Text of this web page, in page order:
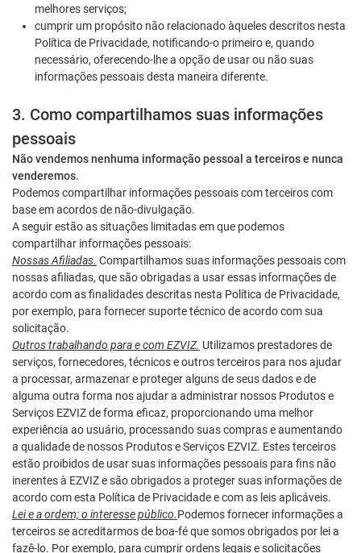
melhores serviços;
cumprir um propósito não relacionado àqueles descritos nesta
Política de Privacidade, notificando-o primeiro e, quando
necessário, oferecendo-lhe a opção de usar ou não suas
informações pessoais desta maneira diferente.
3. Como compartilhamos suas informações
pessoais
Não vendemos nenhuma informação pessoal a terceiros e nunca
venderemos.
Podemos compartilhar informações pessoais com terceiros com
base em acordos de não-divulgação.
A seguir estão as situações limitadas em que podemos
compartilhar informações pessoais:
Nossas Afiliadas. Compartilhamos suas informações pessoais com
nossas afiliadas, que são obrigadas a usar essas informações de
acordo com as finalidades descritas nesta Política de Privacidade,
por exemplo, para fornecer suporte técnico de acordo com sua
solicitação.
Outros trabalhando para e com EZVIZ. Utilizamos prestadores de
serviços, fornecedores, técnicos e outros terceiros para nos ajudar
a processar, armazenar e proteger alguns de seus dados e de
alguma outra forma nos ajudar a administrar nossos Produtos e
Serviços EZVIZ de forma eficaz, proporcionando uma melhor
experiência ao usuário, processando suas compras e aumentando
a qualidade de nossos Produtos e Serviços EZVIZ. Estes terceiros
estão proibidos de usar suas informações pessoais para fins não
inerentes à EZVIZ e são obrigados a proteger suas informações de
acordo com esta Política de Privacidade e com as leis aplicáveis.
Lei e a ordem; o interesse público.Podemos fornecer informações a
terceiros se acreditarmos de boa-fé que somos obrigados por lei a
fazê-lo. Por exemplo, para cumprir ordens legais e solicitações